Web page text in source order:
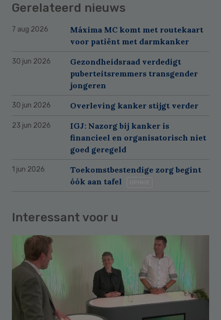
Gerelateerd nieuws
7 aug 2026
Máxima MC komt met routekaart
voor patiënt met darmkanker
30 jun 2026
Gezondheidsraad verdedigt
puberteitsremmers transgender
jongeren
30 jun 2026 Overleving kanker stijgt verder
23 jun 2026
IGJ: Nazorg bij kanker is
financieel en organisatorisch niet
goed geregeld
1 jun 2026
Toekomstbestendige zorg begint
óók aan tafel
Interessant voor u